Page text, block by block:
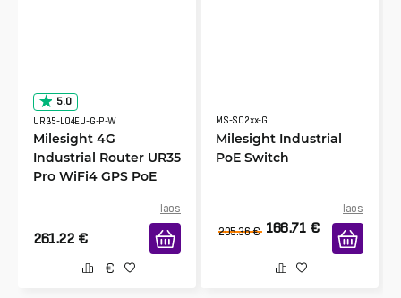
5.0
UR35-L04EU-G-P-W
Milesight 4G
Industrial Router UR35
Pro WiFi4 GPS PoE
laos
261.22 €
MS-S02xx-GL
Milesight Industrial
PoE Switch
laos
205.36 € 166.71 €